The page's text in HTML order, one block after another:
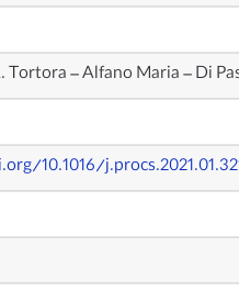
Tortora – Alfano Maria – Di
10.1016/